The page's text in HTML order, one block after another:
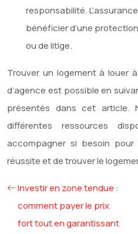
responsabilité.
bénéficier d’une
ou de litige.
Trouver un logement à louer
d’agence est possible en
présentés dans cet article.
différentes ressources
accompagner si besoin
réussite et de trouver le
Investir en zone tendue :
comment payer le prix
fort tout en garantissant